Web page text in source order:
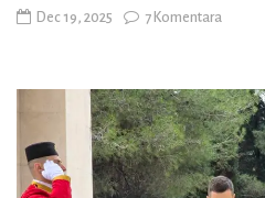
Dec 19, 2025 7 Komentara